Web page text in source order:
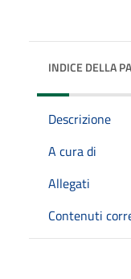
INDICE DELLA
Descrizione
A cura di
Allegati
Contenuti